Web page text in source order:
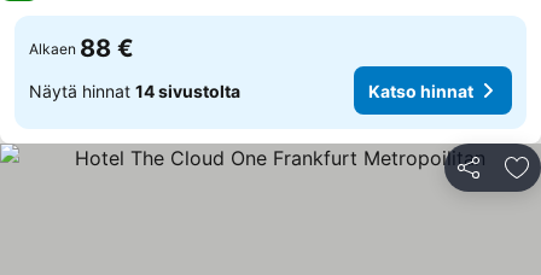
Alkaen 88 €
Näytä hinnat 14 sivustolta Katso hinnat
Jaa